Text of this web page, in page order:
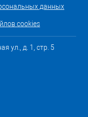
данных
cookies
ул., д. 1, стр. 5